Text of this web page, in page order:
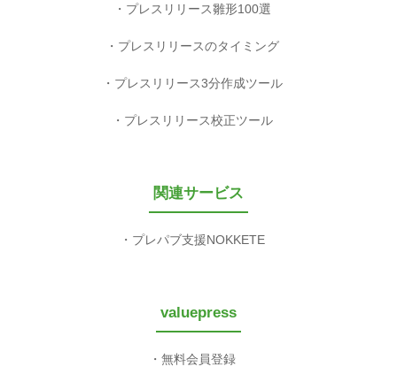
プレスリリース雛形100選
プレスリリースのタイミング
プレスリリース3分作成ツール
プレスリリース校正ツール
関連サービス
プレパブ支援NOKKETE
valuepress
無料会員登録